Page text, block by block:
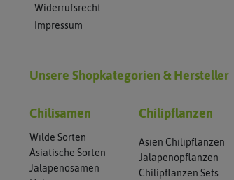
Widerrufsrecht
Impressum
Unsere Shopkategorien & Hersteller
Chilisamen
Wilde Sorten
Asiatische Sorten
Jalapenosamen
Chilipflanzen
Asien Chilipflanzen
Jalapenopflanzen
Chilipflanzen Sets